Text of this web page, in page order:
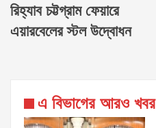
রিহ্যাব চট্টগ্রাম ফেয়ারে
এয়ারবেলের স্টল উদ্বোধন
এ বিভাগের আরও খবর